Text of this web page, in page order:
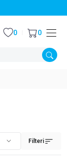
0 0
Filteri